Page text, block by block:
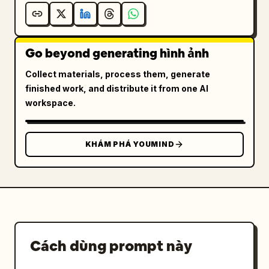
Go beyond generating hình ảnh
Collect materials, process them, generate
finished work, and distribute it from one AI
workspace.
KHÁM PHÁ YOUMIND
Cách dùng prompt này